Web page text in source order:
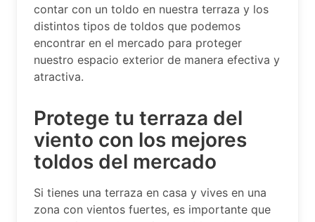
contar con un toldo en nuestra terraza y los
distintos tipos de toldos que podemos
encontrar en el mercado para proteger
nuestro espacio exterior de manera efectiva y
atractiva.
Protege tu terraza del
viento con los mejores
toldos del mercado
Si tienes una terraza en casa y vives en una
zona con vientos fuertes, es importante que